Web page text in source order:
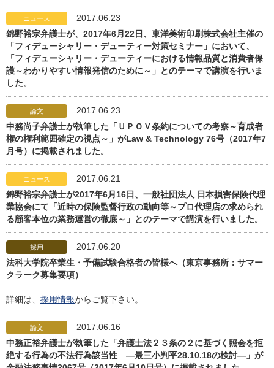
ニュース
2017.06.23
錦野裕宗弁護士が、2017年6月22日、東洋美術印刷株式会社主催の
「フィデューシャリー・デューティー対策セミナー」において、
「フィデューシャリー・デューティーにおける情報品質と消費者保
護～わかりやすい情報発信のために～」とのテーマで講演を行いま
した。
論文
2017.06.23
中務尚子弁護士が執筆した「ＵＰＯＶ条約についての考察～育成者
権の権利範囲確定の視点～」がLaw & Technology 76号（2017年7
月号）に掲載されました。
ニュース
2017.06.21
錦野裕宗弁護士が2017年6月16日、一般社団法人 日本損害保険代理
業協会にて「近時の保険監督行政の動向等～プロ代理店の求められ
る顧客本位の業務運営の徹底～」とのテーマで講演を行いました。
採用
2017.06.20
法科大学院卒業生・予備試験合格者の皆様へ（東京事務所：サマー
クラーク募集要項）
詳細は、 採用情報からご覧下さい。
論文
2017.06.16
中務正裕弁護士が執筆した「弁護士法２３条の２に基づく照会を拒
絶する行為の不法行為該当性 ―最三小判平28.10.18の検討―」が